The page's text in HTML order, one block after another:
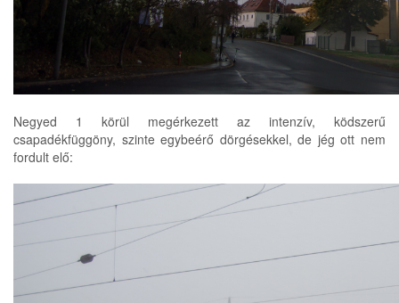
Negyed 1 körül megérkezett az intenzív, ködszerű
csapadékfüggöny, szinte egybeérő dörgésekkel, de jég ott nem
fordult elő: